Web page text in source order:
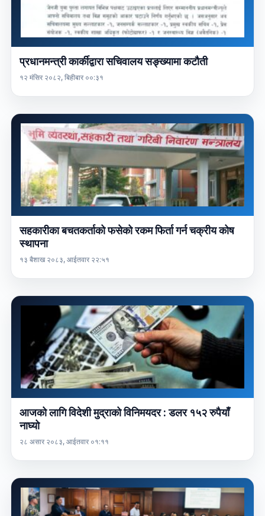
प्रधानमन्त्री कार्कीद्वारा सचिवालय सङ्ख्यामा कटौती
१२ मंसिर २०८२, बिहीबार ००:३१
सहकारीका बचतकर्ताको फसेको रकम फिर्ता गर्न चक्रीय कोष
स्थापना
१३ बैशाख २०८३, आईतवार २२:५१
आजको लागि विदेशी मुद्राको विनिमयदर : डलर १५२ रुपैयाँ
नाघ्यो
२८ असार २०८३, आईतवार ०१:११